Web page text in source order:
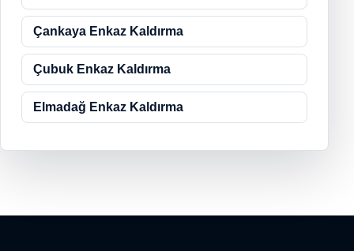
Çankaya Enkaz Kaldırma
Çubuk Enkaz Kaldırma
Elmadağ Enkaz Kaldırma